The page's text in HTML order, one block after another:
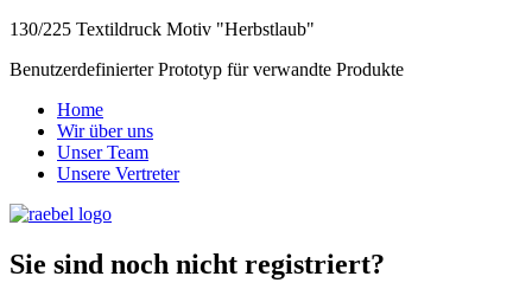
130/225 Textildruck Motiv "Herbstlaub"
Benutzerdefinierter Prototyp für verwandte Produkte
Home
Wir über uns
Unser Team
Unsere Vertreter
Sie sind noch nicht registriert?